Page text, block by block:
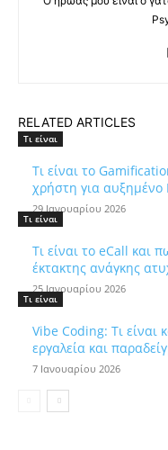
RELATED ARTICLES
Τι είναι
Τι είναι το
χρήστη για
29 Ιανουαρίου 2026
Τι είναι
Τι είναι το eCall και
έκτακτης ανάγκης
25 Ιανουαρίου 2026
Τι είναι
Vibe Coding: Τι είναι
εργαλεία και
7 Ιανουαρίου 2026